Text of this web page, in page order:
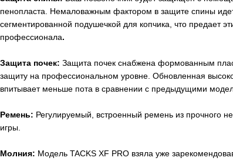
пенопласта. Немаловажным фактором в защите спины
сегментированной подушечкой для копчика, что предает
профессионала.
Защита почек: Защита почек снабжена формованным
защиту на профессиональном уровне. Обновленная
впитывает меньше пота в сравнении с предыдущими
Ремень: Регулируемый, встроенный ремень из прочного
игры.
Молния: Модель TACKS XF PRO взяла уже